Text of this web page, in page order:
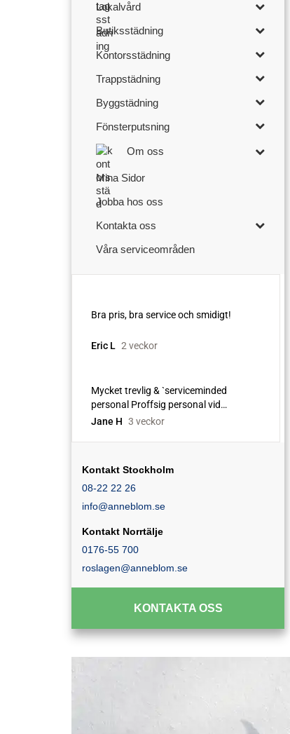
Lokalvård
Butiksstädning
Kontorsstädning
Trappstädning
Byggstädning
Fönsterputsning
Om oss
Mina Sidor
Jobba hos oss
Kontakta oss
Våra serviceområden
Kontakt Stockholm
08-22 22 26
info@anneblom.se
Kontakt Norrtälje
0176-55 700
roslagen@anneblom.se
KONTAKTA OSS